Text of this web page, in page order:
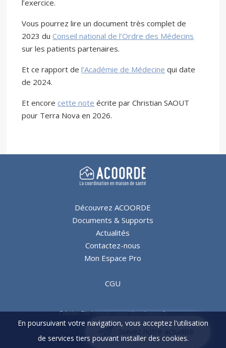
l’exercice.
Vous pourrez lire un document très complet de
2023 duConseil national de l’Ordre des Médecins
sur les patients partenaires.
Et ce rapport del’Académie de Médecine qui date
de 2024.
Et encorecette note écrite par Christian SAOUT
pour Terra Nova en 2026.
Découvrez ACOORDE
Documents & Supports
Actualités
Contactez-nous
Mon Espace Pro
CGU
Création Site Internet : www.idcom-lagence.fr
Copyright ©2026
Mentions légales
En poursuivant votre navigation, vous acceptez l'utilisation
de services tiers pouvant installer des cookies.